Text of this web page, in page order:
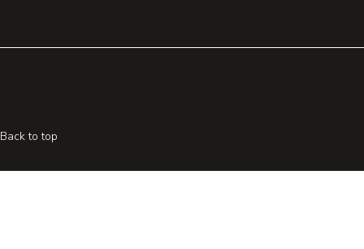
Back to top